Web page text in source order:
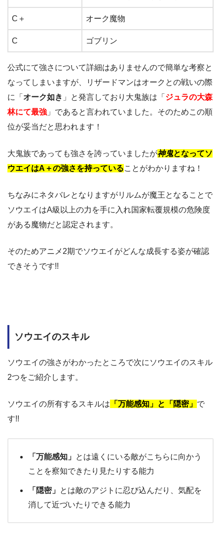
C＋ オーク魔物
C ゴブリン
公式にて強さについて詳細はありませんので簡単な考察と
なってしまいますが、リザードマンはオークとの戦いの際
に「 オーク如き 」と発言しており大鬼族は「 ジュラの大森
林にて最強 」であると言われていました。そのためこの順
位が妥当だと思われます！
大鬼族であっても強さを誇っていましたが神鬼となってソ
ウエイはA＋の強さを持っていることがわかりますね！
ちなみにネタバレとなりますがリルムが魔王となることで
ソウエイはA級以上の力を手に入れ国家転覆規模の危険度
がある魔物だと認定されます。
そのためアニメ2期でソウエイがどんな成長する姿が確認
できそうです!!
ソウエイのスキル
ソウエイの強さがわかったところで次にソウエイのスキル
2つをご紹介します。
ソウエイの所有するスキルは 「万能感知」と「隠密」 で
す!!
「万能感知」 とは遠くにいる敵がこちらに向かう
ことを察知できたり見たりする能力
「隠密」 とは敵のアジトに忍び込んだり、気配を
消して近づいたりできる能力